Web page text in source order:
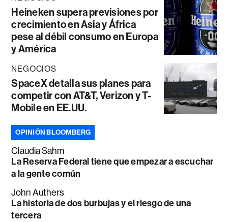
Heineken supera previsiones por
crecimiento en Asia y África
pese al débil consumo en Europa
y América
NEGOCIOS
SpaceX detalla sus planes para
competir con AT&T, Verizon y T-
Mobile en EE.UU.
OPINIÓN BLOOMBERG
Claudia Sahm
La Reserva Federal tiene que empezar a escuchar
a la gente común
John Authers
La historia de dos burbujas y el riesgo de una
tercera